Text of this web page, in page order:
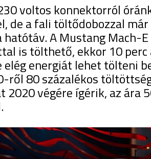
voltos konnektorról
de a fali töltődobozzal
hatótáv. A Mustang Mach-
is tölthető, ekkor 10
energiát lehet tölteni
ről 80 százalékos
2020 végére ígérik, az ára